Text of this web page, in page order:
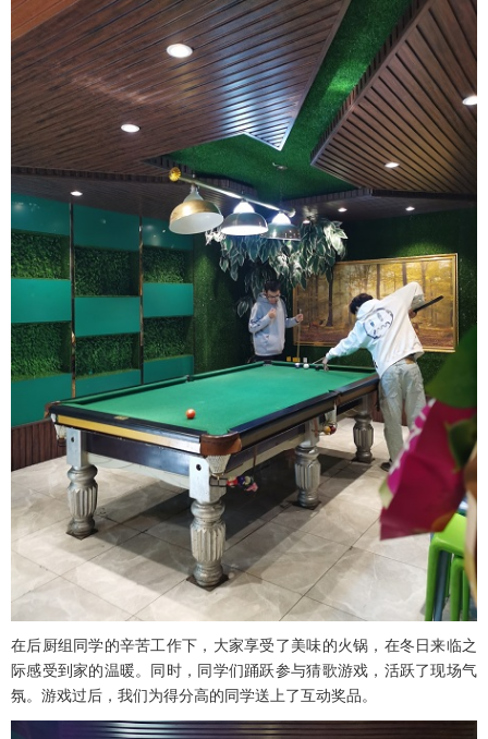
在后厨组同学的辛苦工作下，大家享受了美味的火锅，在冬日来临之
际感受到家的温暖。同时，同学们踊跃参与猜歌游戏，活跃了现场气
氛。游戏过后，我们为得分高的同学送上了互动奖品。